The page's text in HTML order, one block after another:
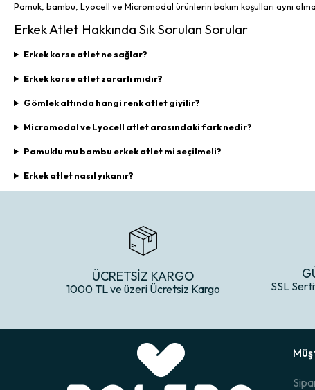
Pamuk, bambu, Lyocell ve Micromodal ürünlerin bakım koşulları aynı
Erkek Atlet Hakkında Sık Sorulan Sorular
Erkek korse atlet ne sağlar?
Erkek korse atlet zararlı mıdır?
Gömlek altında hangi renk atlet giyilir?
Micromodal ve Lyocell atlet arasındaki fark nedir?
Pamuklu mu bambu erkek atlet mi seçilmeli?
Erkek atlet nasıl yıkanır?
ÜCRETSİZ KARGO
1000 TL ve üzeri Ücretsiz Kargo SSL